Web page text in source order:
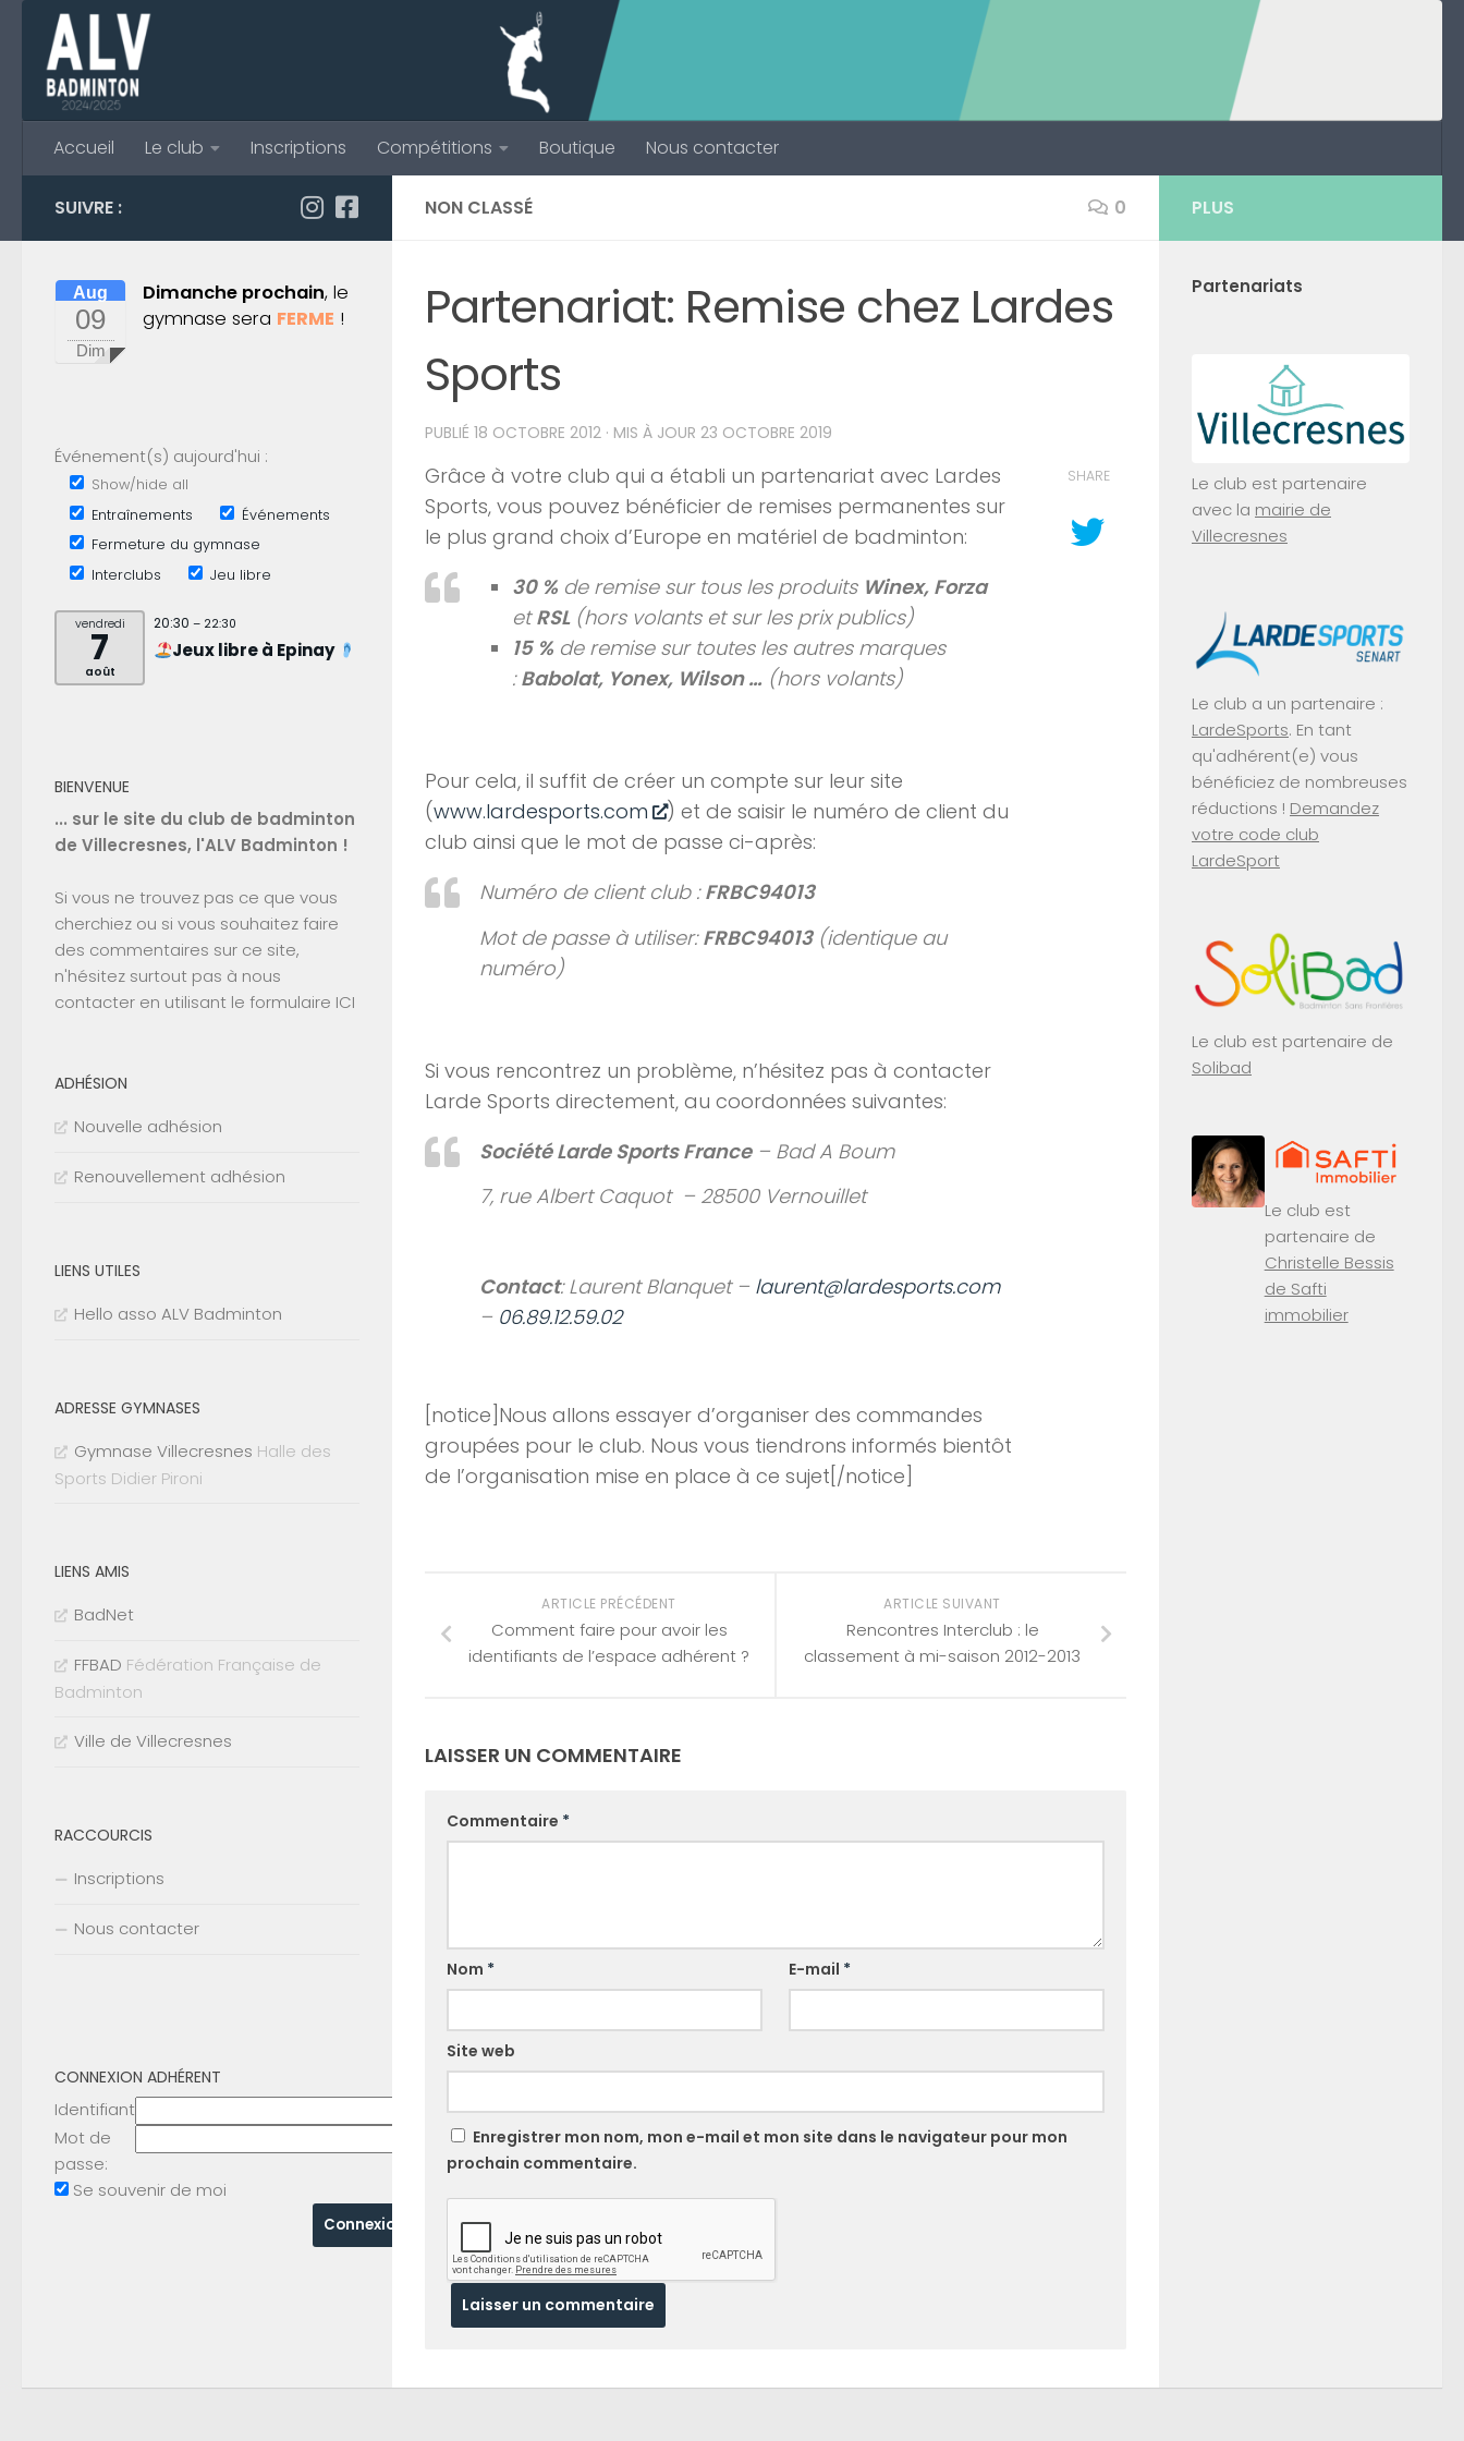
Skip to content
Accueil Le club Inscriptions Compétitions Boutique Nous contacter
NON CLASSÉ 0
Partenariat: Remise chez Lardes
Sports
PUBLIÉ 18 OCTOBRE 2012 · MIS À JOUR 23 OCTOBRE 2019
Grâce à votre club qui a établi un partenariat avec Lardes
Sports, vous pouvez bénéficier de remises permanentes sur
le plus grand choix d’Europe en matériel de badminton:
30 % de remise sur tous les produits Winex, Forza
etRSL(hors volants et sur les prix publics)
15 % de remise sur toutes les autres marques
:Babolat, Yonex, Wilson … (hors volants)
Pour cela, il suffit de créer un compte sur leur site
(www.lardesports.com
) et de saisir le numéro de client du
club ainsi que le mot de passe ci-après:
Numéro de client club :FRBC94013
Mot de passe à utiliser:FRBC94013(identique au
numéro)
Si vous rencontrez un problème, n’hésitez pas à contacter
Larde Sports directement, au coordonnées suivantes:
Société Larde Sports France– Bad A Boum
7, rue Albert Caquot – 28500 Vernouillet
Contact: Laurent Blanquet – laurent@lardesports.com
– 06.89.12.59.02
[notice]Nous allons essayer d’organiser des commandes
groupées pour le club. Nous vous tiendrons informés bientôt
de l’organisation mise en place à ce sujet[/notice]
SHARE
ARTICLE SUIVANT
Rencontres Interclub : le
classement à mi-saison 2012-2013
ARTICLE PRÉCÉDENT
Comment faire pour avoir les
identifiants de l’espace adhérent ?
LAISSER UN COMMENTAIRE
Commentaire *
Nom * E-mail *
Site web
Enregistrer mon nom, mon e-mail et mon site dans le navigateur pour mon
prochain commentaire.
SUIVRE :
Aug
09
Dim
Dimanche prochain, le
gymnase sera FERME !
Événement(s) aujourd'hui :
Show/hide all
Entraînements
Événements
Fermeture du gymnase
Interclubs
Jeu libre
vendredi
7
août
20:30 – 22:30
Jeux libre à Epinay
BIENVENUE
... sur le site du club de badminton
de Villecresnes, l'ALV Badminton !
Si vous ne trouvez pas ce que vous
cherchiez ou si vous souhaitez faire
des commentaires sur ce site,
n'hésitez surtout pas à nous
contacter en utilisant le formulaire ICI
ADHÉSION
Nouvelle adhésion
Renouvellement adhésion
LIENS UTILES
Hello asso ALV Badminton
ADRESSE GYMNASES
Gymnase Villecresnes Halle des
Sports Didier Pironi
LIENS AMIS
BadNet
FFBAD Fédération Française de
Badminton
Ville de Villecresnes
RACCOURCIS
Inscriptions
Nous contacter
CONNEXION ADHÉRENT
Identifiant
Mot de
passe:
Se souvenir de moi
PLUS
Partenariats
Le club est partenaire
avec la mairie de
Villecresnes
Le club a un partenaire :
LardeSports. En tant
qu'adhérent(e) vous
bénéficiez de nombreuses
réductions ! Demandez
votre code club
LardeSport
Le club est partenaire de
Solibad
Le club est
partenaire de
Christelle Bessis
de Safti
immobilier